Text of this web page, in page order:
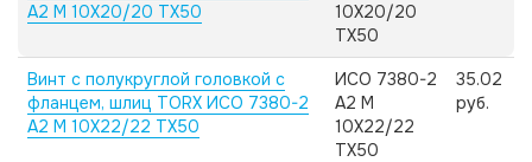
А2 M 10X20/20 TX50
10X20/20
TX50
Винт с полукруглой головкой с
фланцем, шлиц TORX ИСО 7380-2
А2 M 10X22/22 TX50
ИСО 7380-2
А2 M
10X22/22
TX50
35.02
руб.